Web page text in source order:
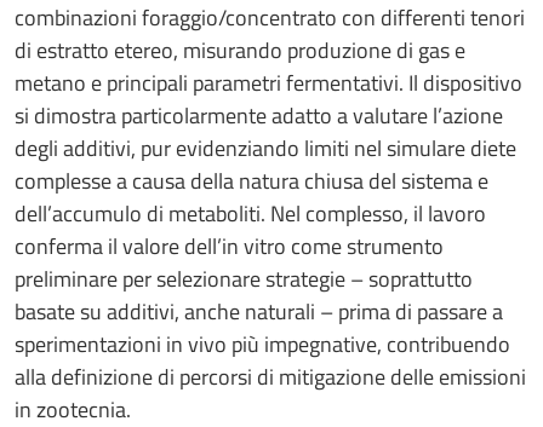
combinazioni foraggio/concentrato con differenti tenori
di estratto etereo, misurando produzione di gas e
metano e principali parametri fermentativi. Il dispositivo
si dimostra particolarmente adatto a valutare l’azione
degli additivi, pur evidenziando limiti nel simulare diete
complesse a causa della natura chiusa del sistema e
dell’accumulo di metaboliti. Nel complesso, il lavoro
conferma il valore dell’in vitro come strumento
preliminare per selezionare strategie – soprattutto
basate su additivi, anche naturali – prima di passare a
sperimentazioni in vivo più impegnative, contribuendo
alla definizione di percorsi di mitigazione delle emissioni
in zootecnia.